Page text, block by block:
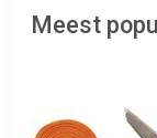
Meest